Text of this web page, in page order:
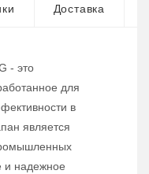
Доставка
- это
для
в
является
и надежное